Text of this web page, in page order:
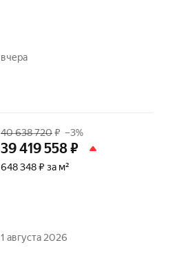
вчера
40 638 720₽ –3%
39 419 558₽
648 348 ₽ за м²
1 августа 2026